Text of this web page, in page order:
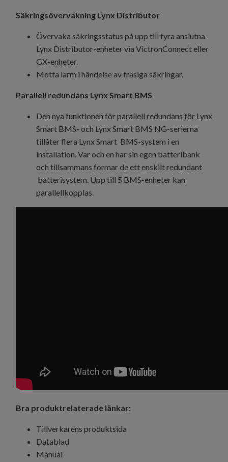
Säkringsövervakning Lynx Distributor
Övervaka säkringsstatus på upp till fyra anslutna
Lynx Distributor-enheter via VictronConnect eller
GX-enheter.
Motta larm i händelse av trasiga säkringar.
Parallell redundans Lynx Smart BMS
Den nya funktionen för parallell redundans för Lynx
Smart BMS- och Lynx Smart BMS NG-serierna
tillåter flera Lynx Smart BMS-system i en
installation. Var och en har sin egen batteribank
och tillsammans formar de ett enskilt redundant
batterisystem. Upp till 5 BMS-enheter kan
parallellkopplas.
Bra produktrelaterade länkar:
Tillverkarens produktsida
Datablad
Manual